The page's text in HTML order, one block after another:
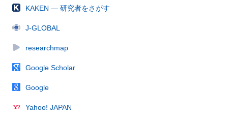
KAKEN — 研究者をさがす
J-GLOBAL
researchmap
Google Scholar
Google
Yahoo! JAPAN